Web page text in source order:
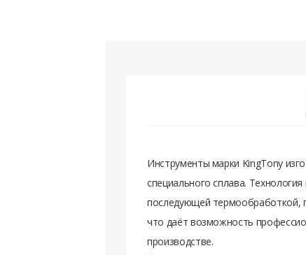
Инструменты марки KingTony
специального сплава.
последующей термообработкой,
что даёт возможность
производстве.